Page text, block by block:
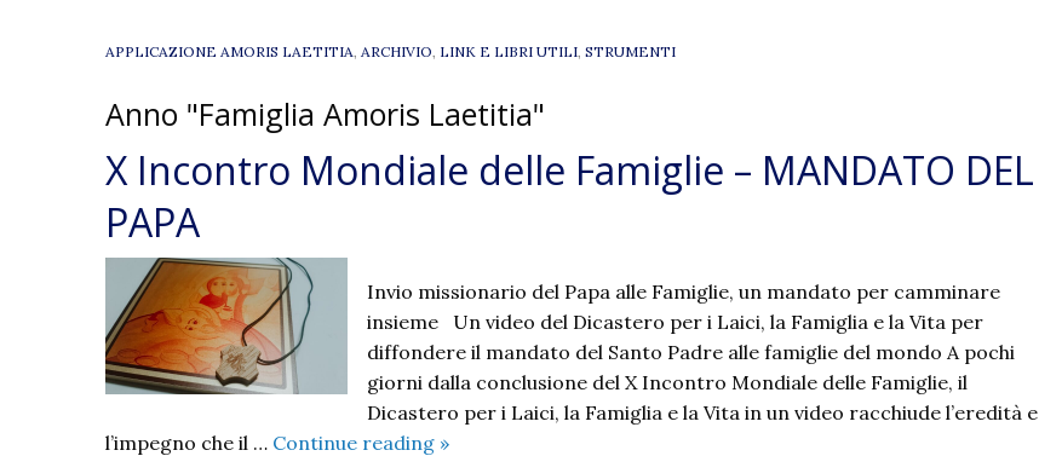
APPLICAZIONE AMORIS LAETITIA, ARCHIVIO, LINK E LIBRI UTILI, STRUMENTI
Anno "Famiglia Amoris Laetitia"
X Incontro Mondiale delle Famiglie – MANDATO DEL
PAPA
Invio missionario del Papa alle Famiglie, un mandato per camminare
insieme Un video del Dicastero per i Laici, la Famiglia e la Vita per
diffondere il mandato del Santo Padre alle famiglie del mondo A pochi
giorni dalla conclusione del X Incontro Mondiale delle Famiglie, il
Dicastero per i Laici, la Famiglia e la Vita in un video racchiude l’eredità e
l’impegno che il … Continue reading X
»